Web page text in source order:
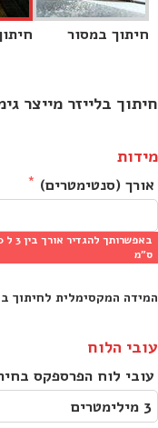
חיתוך במסור
חיתוך בלייזר מייצר
מידות
אורך (סנטימטרים)
ס״מ
המידה המקסימלית לחיתוך בלייזר היא 160
עובי הלוח
עובי לוח הפרספקס